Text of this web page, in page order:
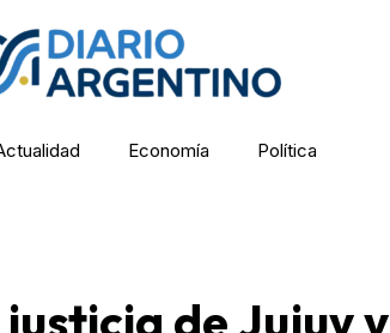
Economía Política
de Jujuy y